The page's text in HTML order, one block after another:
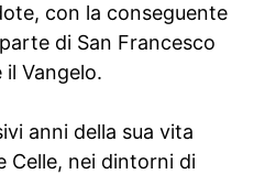
con la conseguente
di San Francesco
il Vangelo.
anni della sua vita
Celle, nei dintorni di